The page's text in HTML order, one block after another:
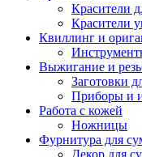
Красители
Красители
Квиллинг и
Выжигание и
Заготовки
Приборы и
Работа с кожей
Ножницы
Фурнитура для
Декор для